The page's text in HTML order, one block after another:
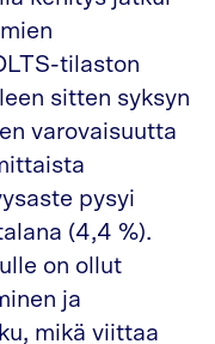
tilaston
sitten syksyn
varovaisuutta
pysyi
(4,4 %).
on ollut
ja
mikä viittaa